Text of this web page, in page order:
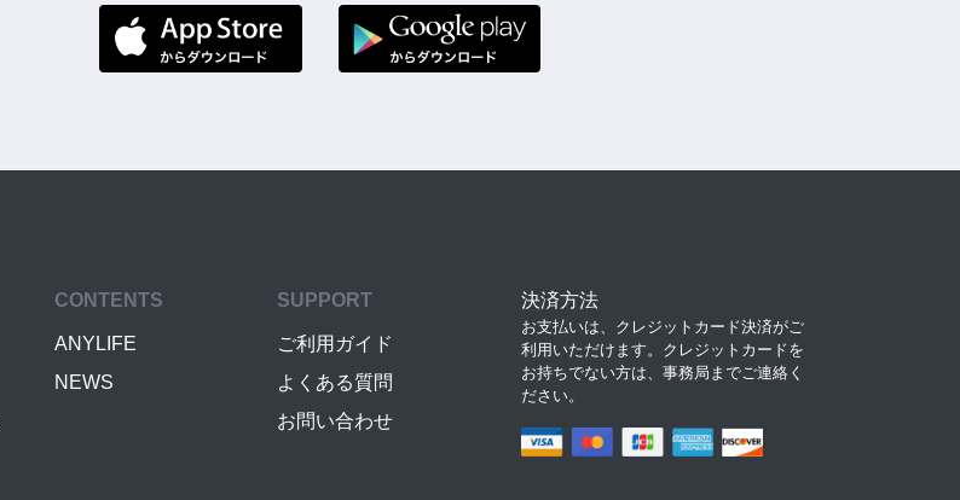
CONTENTS
ANYLIFE
NEWS
SUPPORT
ご利用ガイド
よくある質問
お問い合わせ
決済方法
お支払いは、クレジットカード決済がご
利用いただけます。クレジットカードを
お持ちでない方は、事務局までご連絡く
ださい。